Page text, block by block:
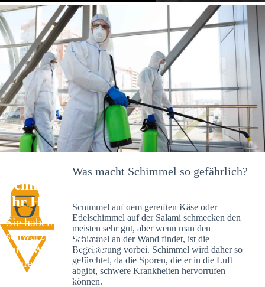
Schimmelexperte in Hemmendorf –
Ihr Helfer an Ort und Stelle
Sie haben kürzlich
schwarze Flecken an
Ihrer Wand entdeckt?
Schlechte Nachrichten:
Sie haben einen
Was macht Schimmel so gefährlich?
Schimmel auf dem gereiften Käse oder
Edelschimmel auf der Salami schmecken den
meisten sehr gut, aber wenn man den
Schimmel an der Wand findet, ist die
Begeisterung vorbei. Schimmel wird daher so
gefürchtet, da die Sporen, die er in die Luft
abgibt, schwere Krankheiten hervorrufen
können.